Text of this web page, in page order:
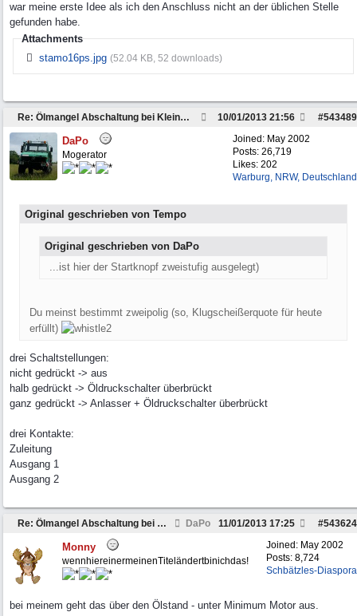
war meine erste Idee als ich den Anschluss nicht an der üblichen Stelle
gefunden habe.
Attachments
stamo16ps.jpg (52.04 KB, 52 downloads)
Re: Ölmangel Abschaltung bei Kleinmotoren #543489
10/01/2013 21:56
Joined: May 2002
Posts: 26,719
Likes: 202
Warburg, NRW, Deutschland
DaPo
Mogerator
Original geschrieben von Tempo
Original geschrieben von DaPo
...ist hier der Startknopf zweistufig ausgelegt)
Du meinst bestimmt zweipolig (so, Klugscheißerquote für heute
erfüllt)
drei Schaltstellungen:
nicht gedrückt -> aus
halb gedrückt -> Öldruckschalter überbrückt
ganz gedrückt -> Anlasser + Öldruckschalter überbrückt
drei Kontakte:
Zuleitung
Ausgang 1
Ausgang 2
Re: Ölmangel Abschaltung bei Kleinmotoren DaPo #543624
11/01/2013 17:25
Joined: May 2002
Posts: 8,724
Schbätzles-Diaspora
Monny
wennhiereinermeinenTiteländertbinichdas!
bei meinem geht das über den Ölstand - unter Minimum Motor aus.